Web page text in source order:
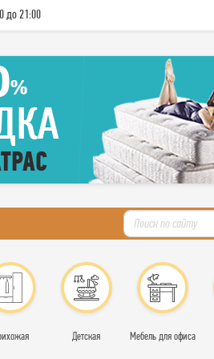
до 21:00
Детская Мебель для офиса